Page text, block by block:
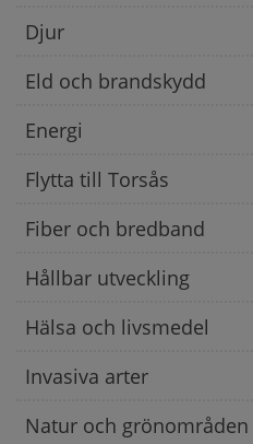
Djur
Eld och brandskydd
Energi
Flytta till Torsås
Fiber och bredband
Hållbar utveckling
Hälsa och livsmedel
Invasiva arter
Natur och grönområden